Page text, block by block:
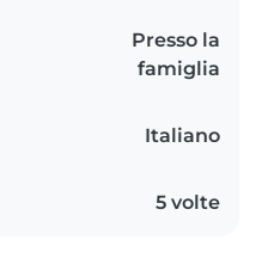
Presso la
famiglia
Italiano
5 volte